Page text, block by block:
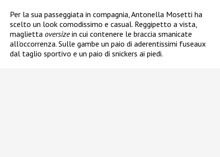
Per la sua passeggiata in compagnia, Antonella Mosetti ha
scelto un look comodissimo e casual. Reggipetto a vista,
maglietta oversizein cui contenere le braccia smanicate
all’occorrenza. Sulle gambe un paio di aderentissimi fuseaux
dal taglio sportivo e un paio di snickers ai piedi.